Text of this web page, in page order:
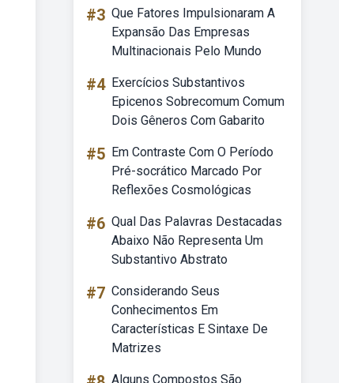
#3 Que Fatores Impulsionaram A
Expansão Das Empresas
Multinacionais Pelo Mundo
#4 Exercícios Substantivos
Epicenos Sobrecomum Comum
Dois Gêneros Com Gabarito
#5 Em Contraste Com O Período
Pré-socrático Marcado Por
Reflexões Cosmológicas
#6 Qual Das Palavras Destacadas
Abaixo Não Representa Um
Substantivo Abstrato
#7 Considerando Seus
Conhecimentos Em
Características E Sintaxe De
Matrizes
Alguns Compostos São